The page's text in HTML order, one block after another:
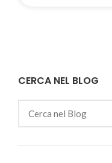
CERCA NEL BLOG